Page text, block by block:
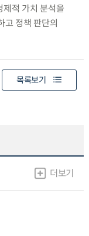
제적 가치 분석을
고 정책 판단의
목록보기
더보기